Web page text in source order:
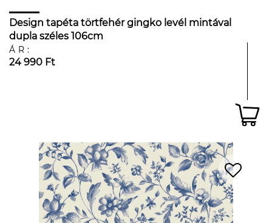
Design tapéta törtfehér gingko levél mintával
dupla széles 106cm
ÁR:
24 990 Ft